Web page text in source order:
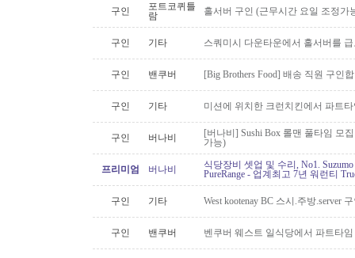
구인
포트코퀴틀
람
홀서버 구인 (근무시간 요일 조정가
구인 기타 스쿼미시 다운타운에서 홀서버를
구인 밴쿠버 [Big Brothers Food] 배송 직원 구인
구인 기타 미션에 위치한 크런치킨에서 파트
구인 버나비
[버나비] Sushi Box 롤맨 풀타임 모
가능)
프리미엄 버나비
식당장비 셋업 및 수리, No1.
PureRange - 업계최고 7년 워런티
구인 기타 West kootenay BC 스시.주방.server
구인 밴쿠버 벤쿠버 웨스트 일식당에서 파트타